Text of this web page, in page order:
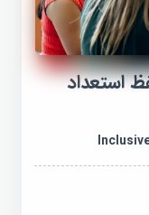
استعداد